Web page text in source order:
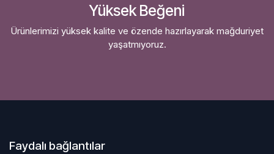
Yüksek Beğeni
Ürünlerimizi yüksek kalite ve özende hazırlayarak mağduriyet
yaşatmıyoruz.
Faydalı bağlantılar